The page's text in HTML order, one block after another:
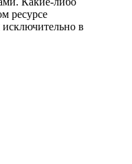
ресурсе
в